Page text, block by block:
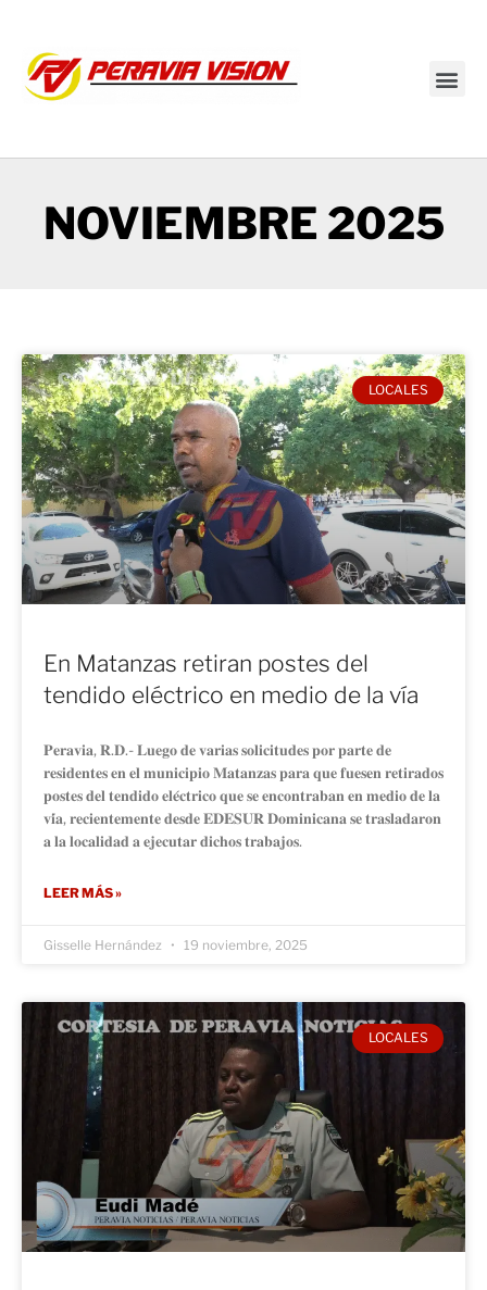
NOVIEMBRE 2025
LOCALES
En Matanzas retiran postes del
tendido eléctrico en medio de la vía
𝐏𝐞𝐫𝐚𝐯𝐢𝐚, 𝐑.𝐃.- 𝐋𝐮𝐞𝐠𝐨 𝐝𝐞 𝐯𝐚𝐫𝐢𝐚𝐬 𝐬𝐨𝐥𝐢𝐜𝐢𝐭𝐮𝐝𝐞𝐬 𝐩𝐨𝐫 𝐩𝐚𝐫𝐭𝐞 𝐝𝐞
𝐫𝐞𝐬𝐢𝐝𝐞𝐧𝐭𝐞𝐬 𝐞𝐧 𝐞𝐥 𝐦𝐮𝐧𝐢𝐜𝐢𝐩𝐢𝐨 𝐌𝐚𝐭𝐚𝐧𝐳𝐚𝐬 𝐩𝐚𝐫𝐚 𝐪𝐮𝐞 𝐟𝐮𝐞𝐬𝐞𝐧 𝐫𝐞𝐭𝐢𝐫𝐚𝐝𝐨𝐬
𝐩𝐨𝐬𝐭𝐞𝐬 𝐝𝐞𝐥 𝐭𝐞𝐧𝐝𝐢𝐝𝐨 𝐞𝐥𝐞́𝐜𝐭𝐫𝐢𝐜𝐨 𝐪𝐮𝐞 𝐬𝐞 𝐞𝐧𝐜𝐨𝐧𝐭𝐫𝐚𝐛𝐚𝐧 𝐞𝐧 𝐦𝐞𝐝𝐢𝐨 𝐝𝐞 𝐥𝐚
𝐯𝐢́𝐚, 𝐫𝐞𝐜𝐢𝐞𝐧𝐭𝐞𝐦𝐞𝐧𝐭𝐞 𝐝𝐞𝐬𝐝𝐞 𝐄𝐃𝐄𝐒𝐔𝐑 𝐃𝐨𝐦𝐢𝐧𝐢𝐜𝐚𝐧𝐚 𝐬𝐞 𝐭𝐫𝐚𝐬𝐥𝐚𝐝𝐚𝐫𝐨𝐧
𝐚 𝐥𝐚 𝐥𝐨𝐜𝐚𝐥𝐢𝐝𝐚𝐝 𝐚 𝐞𝐣𝐞𝐜𝐮𝐭𝐚𝐫 𝐝𝐢𝐜𝐡𝐨𝐬 𝐭𝐫𝐚𝐛𝐚𝐣𝐨𝐬.
LEER MÁS »
Gisselle Hernández 19 noviembre, 2025
LOCALES